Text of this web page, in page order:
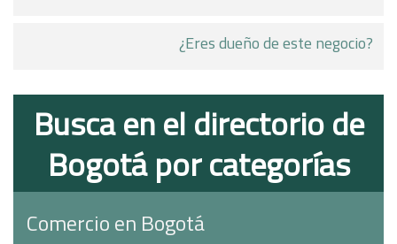
¿Eres dueño de este negocio?
Busca en el directorio de
Bogotá por categorías
Comercio en Bogotá